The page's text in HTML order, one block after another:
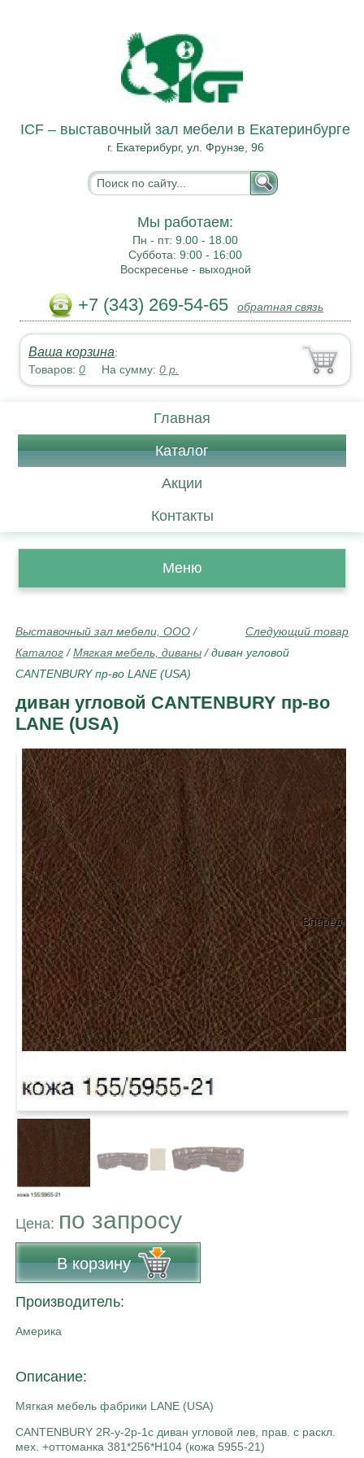
ICF – выставочный зал мебели в Екатеринбурге
г. Екатерибург, ул. Фрунзе, 96
Мы работаем:
Пн - пт:9.00 - 18.00
Суббота:9:00 - 16:00
Воскресенье - выходной
+7 (343) 269-54-65 обратная связь
Ваша корзина:
Товаров:0 На сумму:0 р.
Главная
Каталог
Акции
Контакты
Меню
Следующий товар
Выставочный зал мебели, ООО /
Каталог /Мягкая мебель, диваны /диван угловой
CANTENBURY пр-во LANE (USA)
диван угловой CANTENBURY пр-во
LANE (USA)
Вперёд
Цена: по запросу
В корзину
Производитель:
Америка
Описание:
Мягкая мебель фабрики LANE (USA)
CANTENBURY 2R-y-2p-1c диван угловой лев, прав. с раскл.
мех. +оттоманка 381*256*H104 (кожа 5955-21)